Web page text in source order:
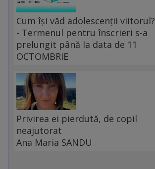
Cum își văd adolescenții viitorul?
- Termenul pentru înscrieri s-a
prelungit până la data de 11
OCTOMBRIE
Privirea ei pierdută, de copil
neajutorat
Ana Maria SANDU